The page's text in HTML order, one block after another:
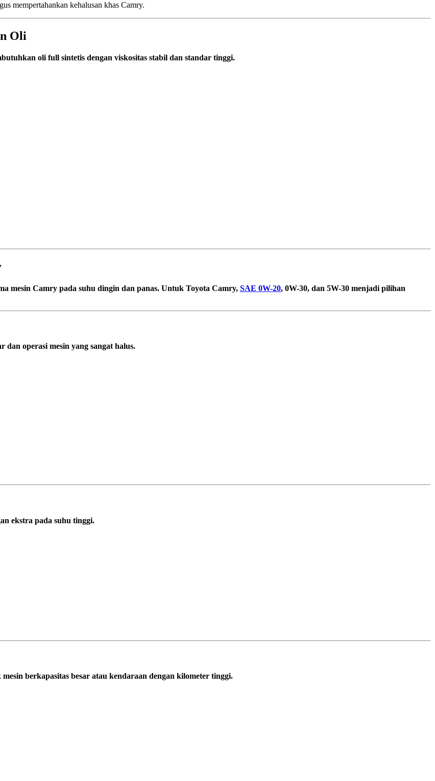
mempertahankan kehalusan khas Camry.
Oli
oli full sintetis dengan viskositas stabil dan standar tinggi.
mesin Camry pada suhu dingin dan panas. Untuk Toyota Camry, SAE 0W-20, 0W-30, dan 5W-30 menjadi pilihan
dan operasi mesin yang sangat halus.
ekstra pada suhu tinggi.
berkapasitas besar atau kendaraan dengan kilometer tinggi.